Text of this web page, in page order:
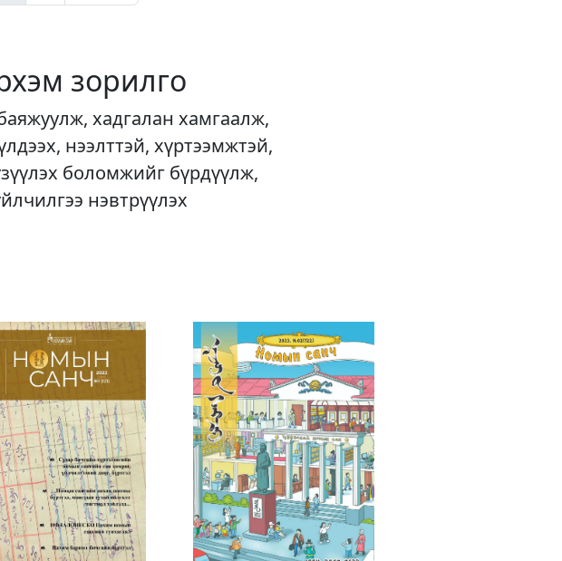
зорилго
хадгалан хамгаалж,
нээлттэй, хүртээмжтэй,
боломжийг бүрдүүлж,
нэвтрүүлэх